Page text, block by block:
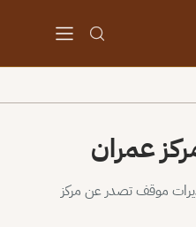
عمران
موقف تصدر عن مركز